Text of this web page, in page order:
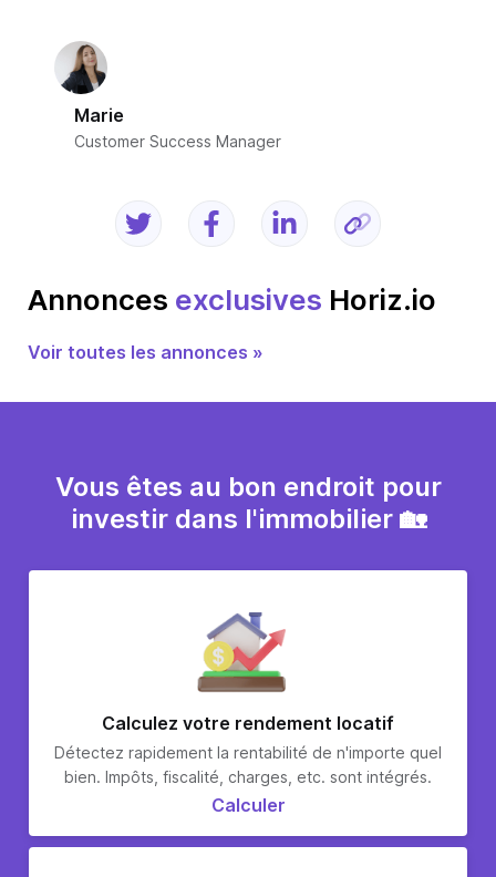
Marie
Customer Success Manager
Annonces exclusives Horiz.io
Voir toutes les annonces »
Vous êtes au bon endroit pour
investir dans l'immobilier 🏡
Calculez votre rendement locatif
Détectez rapidement la rentabilité de n'importe quel
bien. Impôts, fiscalité, charges, etc. sont intégrés.
Calculer